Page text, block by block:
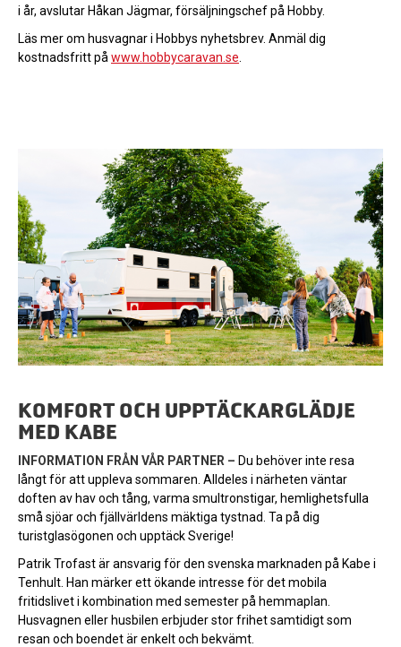
i år, avslutar Håkan Jägmar, försäljningschef på Hobby.
Läs mer om husvagnar i Hobbys nyhetsbrev. Anmäl dig
kostnadsfritt på www.hobbycaravan.se
KOMFORT OCH UPPTÄCKARGLÄDJE
MED KABE
INFORMATION FRÅN VÅR PARTNER – Du behöver inte resa
långt för att uppleva sommaren. Alldeles i närheten väntar
doften av hav och tång, varma smultronstigar, hemlighetsfulla
små sjöar och fjällvärldens mäktiga tystnad. Ta på dig
turistglasögonen och upptäck Sverige!
Patrik Trofast är ansvarig för den svenska marknaden på Kabe i
Tenhult. Han märker ett ökande intresse för det mobila
fritidslivet i kombination med semester på hemmaplan.
Husvagnen eller husbilen erbjuder stor frihet samtidigt som
resan och boendet är enkelt och bekvämt.